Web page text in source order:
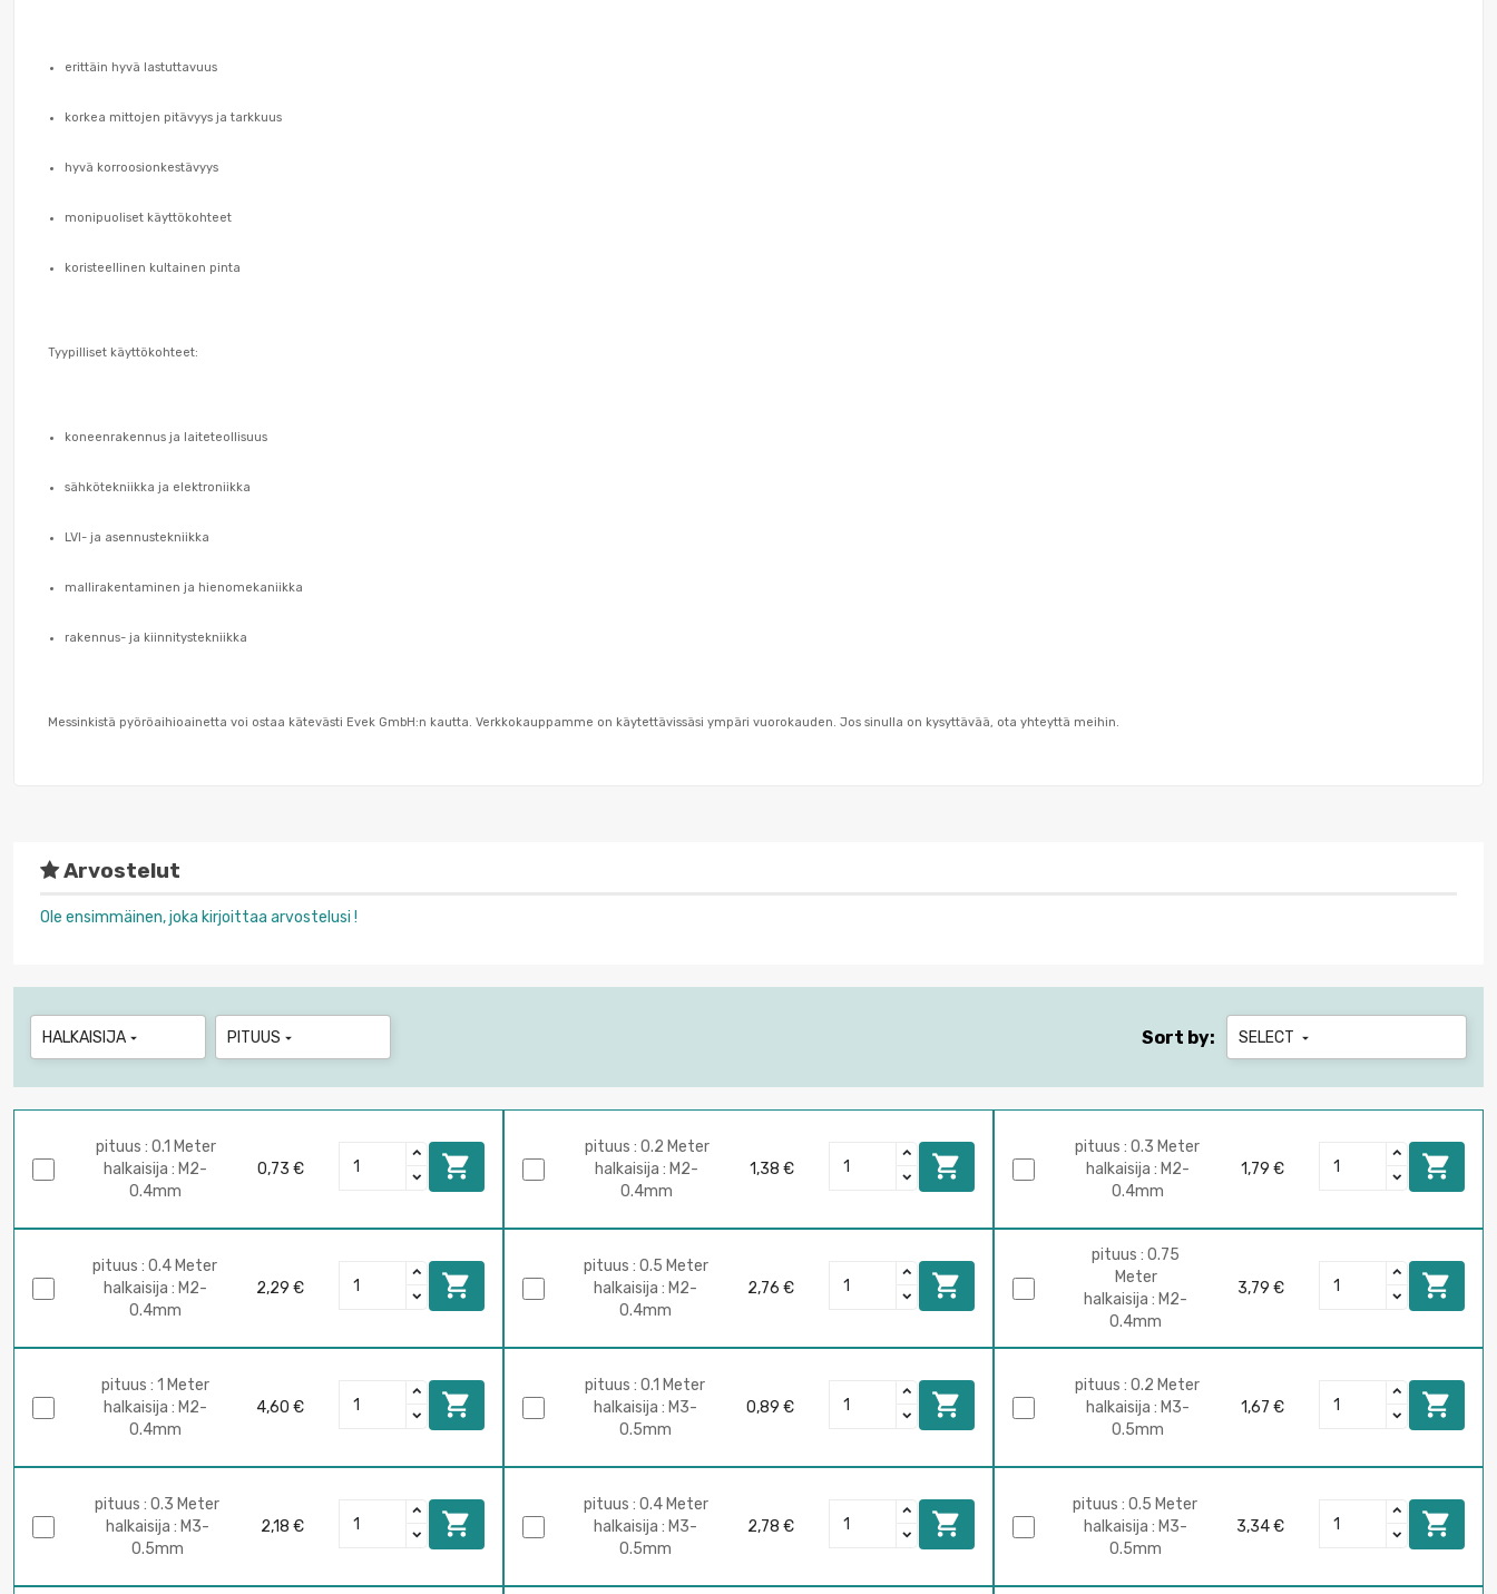
erittäin hyvä lastuttavuus
korkea mittojen pitävyys ja tarkkuus
hyvä korroosionkestävyys
monipuoliset käyttökohteet
koristeellinen kultainen pinta
Tyypilliset käyttökohteet:
koneenrakennus ja laiteteollisuus
sähkötekniikka ja elektroniikka
LVI- ja asennustekniikka
mallirakentaminen ja hienomekaniikka
rakennus- ja kiinnitystekniikka
Messinkistä pyöröaihioainetta voi ostaa kätevästi Evek GmbH:n kautta. Verkkokauppamme on käytettävissäsi ympäri vuorokauden. Jos sinulla on kysyttävää, ota yhteyttä meihin.
Arvostelut
Ole ensimmäinen, joka kirjoittaa arvostelusi !
HALKAISIJA  PITUUS  Sort by: SELECT 
pituus : 0.1 Meter
halkaisija : M2-
0.4mm
0,73 € 
pituus : 0.2 Meter
halkaisija : M2-
0.4mm
1,38 € 
pituus : 0.3 Meter
halkaisija : M2-
0.4mm
1,79 € 
pituus : 0.4 Meter
halkaisija : M2-
0.4mm
2,29 € 
pituus : 0.5 Meter
halkaisija : M2-
0.4mm
2,76 € 
pituus : 0.75
Meter
halkaisija : M2-
0.4mm
3,79 € 
pituus : 1 Meter
halkaisija : M2-
0.4mm
4,60 € 
pituus : 0.1 Meter
halkaisija : M3-
0.5mm
0,89 € 
pituus : 0.2 Meter
halkaisija : M3-
0.5mm
1,67 € 
pituus : 0.3 Meter
halkaisija : M3-
0.5mm
2,18 € 
pituus : 0.4 Meter
halkaisija : M3-
0.5mm
2,78 € 
pituus : 0.5 Meter
halkaisija : M3-
0.5mm
3,34 € 